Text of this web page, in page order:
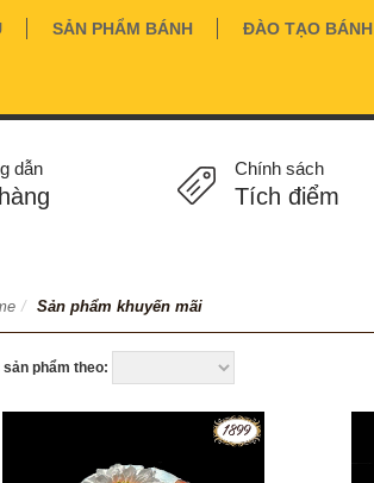
SẢN PHẨM BÁNH ĐÀO TẠO BÁNH
dẫn Chính sách
Tích điểm
/ Sản phẩm khuyến mãi
sản phẩm theo: